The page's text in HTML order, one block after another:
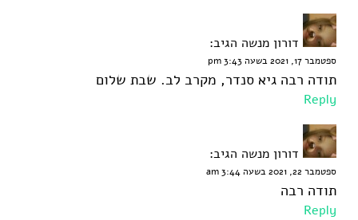
דורון מנשה הגיב:
ספטמבר 17, 2021 בשעה 3:43 pm
תודה רבה גיא סנדר, מקרב לב. שבת שלום
Reply
דורון מנשה הגיב:
ספטמבר 22, 2021 בשעה 3:44 am
תודה רבה
Reply